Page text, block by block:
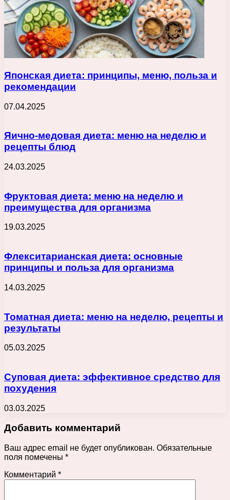
Японская диета: принципы, меню, польза и
рекомендации
07.04.2025
Яично-медовая диета: меню на неделю и
рецепты блюд
24.03.2025
Фруктовая диета: меню на неделю и
преимущества для организма
19.03.2025
Флекситарианская диета: основные
принципы и польза для организма
14.03.2025
Томатная диета: меню на неделю, рецепты и
результаты
05.03.2025
Суповая диета: эффективное средство для
похудения
03.03.2025
Добавить комментарий
Ваш адрес email не будет опубликован. Обязательные
поля помечены *
Комментарий *